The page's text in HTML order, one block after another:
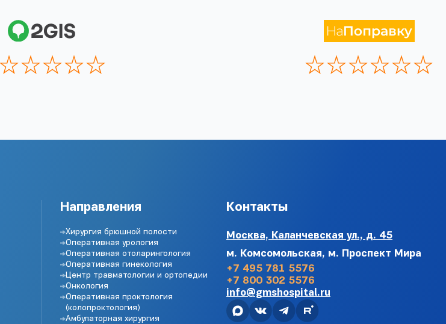
Направления
Хирургия брюшной полости
Оперативная урология
Оперативная отоларингология
Оперативная гинекология
Центр травматологии и ортопедии
Онкология
Оперативная проктология
(колопроктология)
Амбулаторная хирургия
Контакты
Москва, Каланчевская ул., д. 45
м. Комсомольская, м. Проспект Мира
+7 495 781 5576
+7 800 302 5576
info@gmshospital.ru